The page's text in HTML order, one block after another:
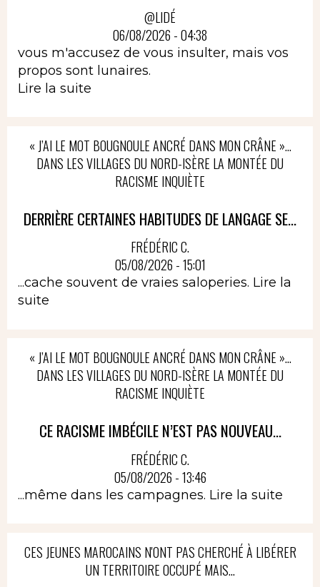
@LIDÉ
06/08/2026 - 04:38
vous m'accusez de vous insulter, mais vos
propos sont lunaires.
Lire la suite
« J’AI LE MOT BOUGNOULE ANCRÉ DANS MON CRÂNE »…
DANS LES VILLAGES DU NORD-ISÈRE LA MONTÉE DU
RACISME INQUIÈTE
DERRIÈRE CERTAINES HABITUDES DE LANGAGE SE...
FRÉDÉRIC C.
05/08/2026 - 15:01
...cache souvent de vraies saloperies. Lire la
suite
« J’AI LE MOT BOUGNOULE ANCRÉ DANS MON CRÂNE »…
DANS LES VILLAGES DU NORD-ISÈRE LA MONTÉE DU
RACISME INQUIÈTE
CE RACISME IMBÉCILE N’EST PAS NOUVEAU...
FRÉDÉRIC C.
05/08/2026 - 13:46
...même dans les campagnes. Lire la suite
CES JEUNES MAROCAINS N'ONT PAS CHERCHÉ À LIBÉRER
UN TERRITOIRE OCCUPÉ MAIS...